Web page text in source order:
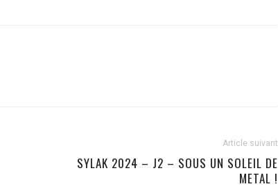
Article suivant
SYLAK 2024 – J2 – SOUS UN SOLEIL DE
METAL !